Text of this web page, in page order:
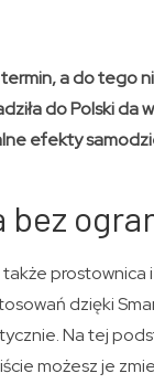
a do tego
do Polski
efekty
bez
dzięki
Na tej
możesz je